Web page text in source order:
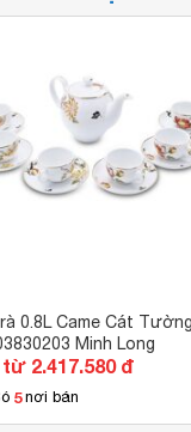
0.8L Came Cát
Minh Long
2.417.580 đ
5 nơi bán